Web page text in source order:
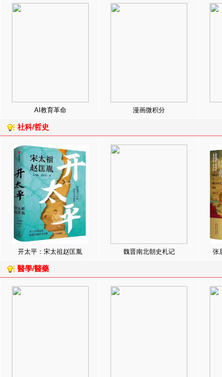
AI教育革命 漫画微积分
社科/哲史
开太平：宋太祖赵匡胤 魏晋南北朝史札记 张
醫學/醫藥